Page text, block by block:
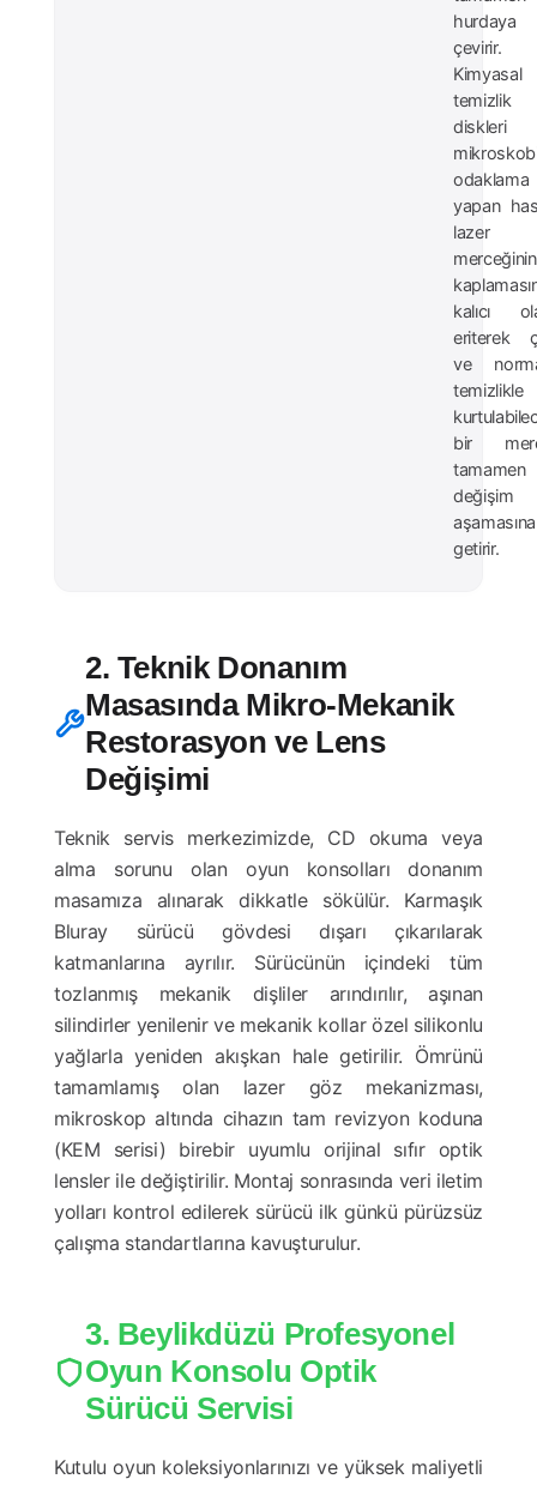
hurdaya
çevirir.
Kimyasal
temizlik
diskleri
odaklama
yapan
lazer
merceğinin
kalıcı
eriterek
ve
temizlikle
bir
tamamen
değişim
aşamasına
getirir.
2. Teknik Donanım
Masasında Mikro-Mekanik
Restorasyon ve Lens
Değişimi
Teknik servis merkezimizde, CD okuma veya
alma sorunu olan oyun konsolları donanım
masamıza alınarak dikkatle sökülür. Karmaşık
Bluray sürücü gövdesi dışarı çıkarılarak
katmanlarına ayrılır. Sürücünün içindeki tüm
tozlanmış mekanik dişliler arındırılır, aşınan
silindirler yenilenir ve mekanik kollar özel silikonlu
yağlarla yeniden akışkan hale getirilir. Ömrünü
tamamlamış olan lazer göz mekanizması,
mikroskop altında cihazın tam revizyon koduna
(KEM serisi) birebir uyumlu orijinal sıfır optik
lensler ile değiştirilir. Montaj sonrasında veri iletim
yolları kontrol edilerek sürücü ilk günkü pürüzsüz
çalışma standartlarına kavuşturulur.
3. Beylikdüzü Profesyonel
Oyun Konsolu Optik
Sürücü Servisi
Kutulu oyun koleksiyonlarınızı ve yüksek maliyetli